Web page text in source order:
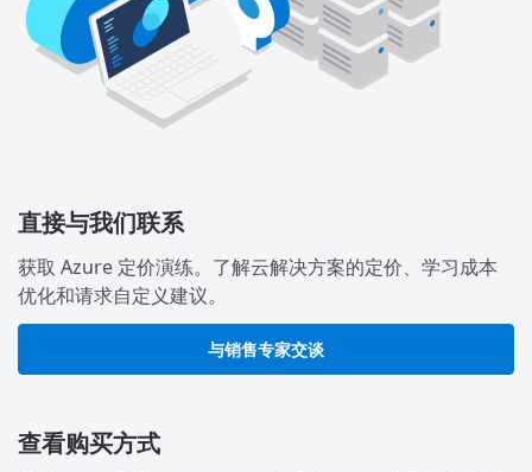
直接与我们联系
获取 Azure 定价演练。了解云解决方案的定价、学习成本
优化和请求自定义建议。
与销售专家交谈
查看购买方式